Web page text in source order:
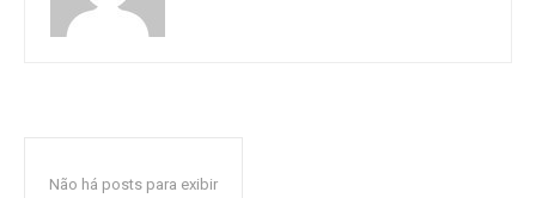
Não há posts para exibir